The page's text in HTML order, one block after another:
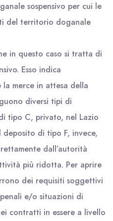
sospensivo per cui le
del territorio doganale
in questo caso si tratta di
Esso indica
merce in attesa della
diversi tipi di
tipo C, privato, nel Lazio
deposito di tipo F, invece,
dall’autorità
più ridotta. Per aprire
dei requisiti soggettivi
e/o situazioni di
contratti in essere a livello